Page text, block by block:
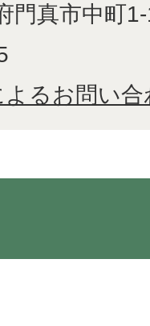
門真市中町
るお問い合